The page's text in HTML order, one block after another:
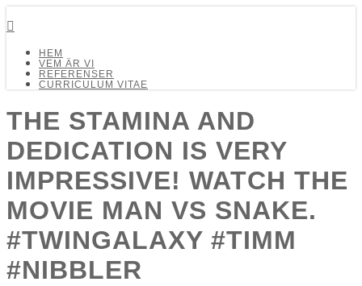
HEM
VEM ÄR VI
REFERENSER
CURRICULUM VITAE
THE STAMINA AND
DEDICATION IS VERY
IMPRESSIVE! WATCH THE
MOVIE MAN VS SNAKE.
#TWINGALAXY #TIMM
#NIBBLER